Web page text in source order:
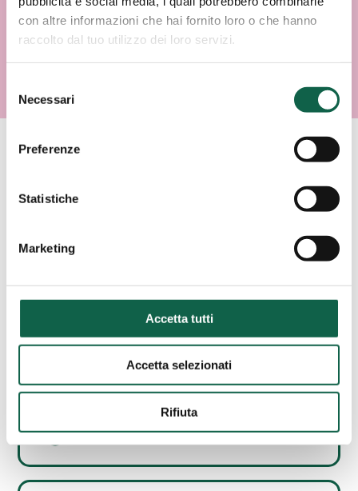
con altre informazioni che hai fornito loro o che hanno
raccolto dal tuo utilizzo dei loro servizi.
del
consenso
Necessari
Preferenze
Statistiche
Marketing
Accetta tutti
Accetta selezionati
Rifiuta
SCREENING
CARDIOVASCOLARE
ALTRI SERVIZI